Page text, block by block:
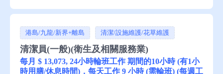
港島/九龍/新界+離島 清潔/設施維護/花草維護
清潔員(一般)(衛生及相關服務業)
每月 $ 13,073, 24小時輪班工作 期間的10小時 (有1小
時用膳/休息時間)，每天工作 9 小時 (需輪班) (每週工